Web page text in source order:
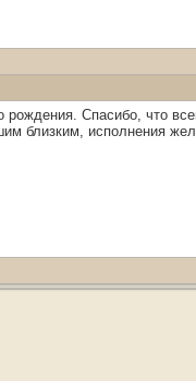
Спасибо, что
близким, исполнения